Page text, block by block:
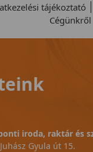
tájékoztató
Cégünkről
iroda, raktár és
Gyula út 15.